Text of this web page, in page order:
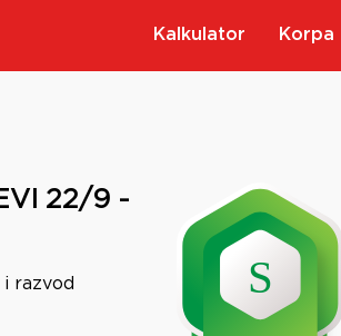
Kalkulator Korpa
22/9 -
razvod